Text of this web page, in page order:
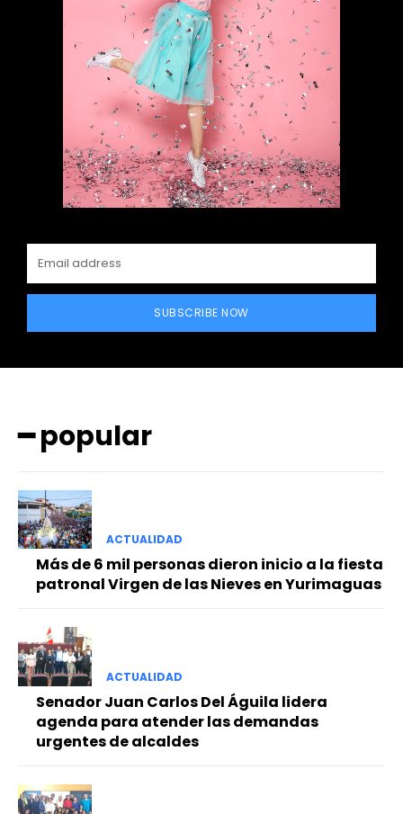
SUBSCRIBE NOW
━ popular
ACTUALIDAD
Más de 6 mil personas dieron inicio a la fiesta
patronal Virgen de las Nieves en Yurimaguas
ACTUALIDAD
Senador Juan Carlos Del Águila lidera
agenda para atender las demandas
urgentes de alcaldes